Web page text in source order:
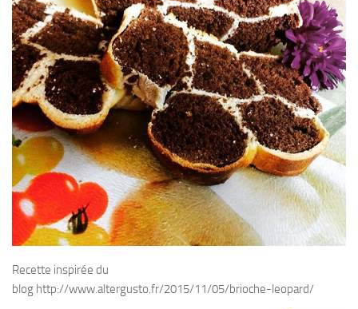
Recette inspirée du
blog http://www.altergusto.fr/2015/11/05/brioche-leopard/